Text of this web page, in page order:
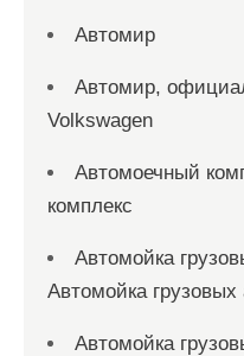
Автомир
Автомир,
Volkswagen
Автомоечный
комплекс
Автомойка
Автомойка
Автомойка